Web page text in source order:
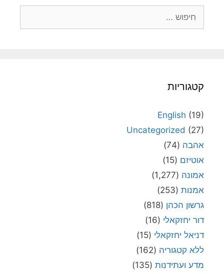
קטגוריות
English (19)
Uncategorized (27)
אהבה (74)
אוטיזם (15)
אמונה (1,277)
אמנות (253)
גרשון הכהן (818)
דור יחזקאלי (16)
דניאל יחזקאלי (15)
ללא קטגוריה (162)
מדע ועתידנות (135)